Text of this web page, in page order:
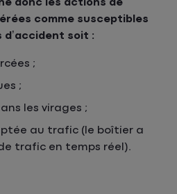
donc les actions de
comme susceptibles
d’accident soit :
;
;
les virages ;
au trafic (le boîtier a
trafic en temps réel).